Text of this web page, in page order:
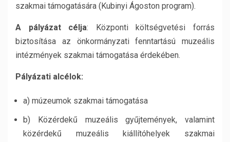
szakmai támogatására (Kubinyi Ágoston program).
A pályázat célja: Központi költségvetési forrás
biztosítása az önkormányzati fenntartású muzeális
intézmények szakmai támogatása érdekében.
Pályázati alcélok:
a) múzeumok szakmai támogatása
b) Közérdekű muzeális gyűjtemények, valamint
közérdekű muzeális kiállítóhelyek szakmai